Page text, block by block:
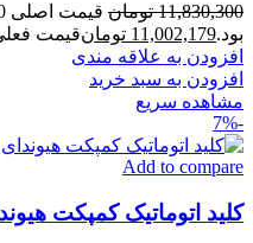
11,830,300 تومان
بود.11,002,179 تومانقیمت فعلی 11,002,179 تومان
افزودن به علاقه مندی
افزودن به سبد خرید
مشاهده سریع
-7%
Add to compare
کلید اتوماتیک کمپکت هیوندای 20 آمپر غیر قابل